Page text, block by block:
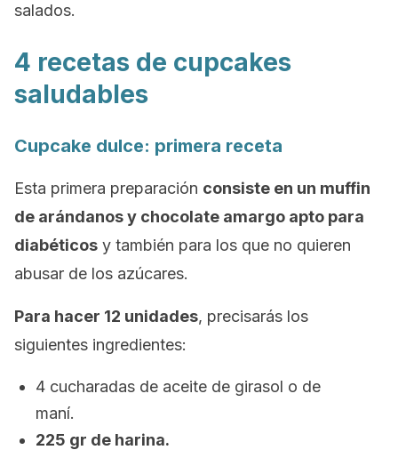
salados.
4 recetas de cupcakes
saludables
Cupcake dulce: primera receta
Esta primera preparación consiste en un muffin
de arándanos y chocolate amargo apto para
diabéticos y también para los que no quieren
abusar de los azúcares.
Para hacer 12 unidades, precisarás los
siguientes ingredientes:
4 cucharadas de aceite de girasol o de
maní.
225 gr de harina.